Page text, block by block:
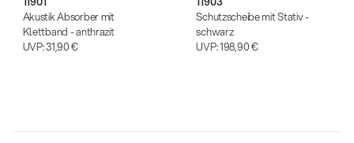
Akustik Absorber mit
Klettband - anthrazit
UVP:31,90 €
Schutzscheibe mit Stativ -
schwarz
UVP:198,90 €